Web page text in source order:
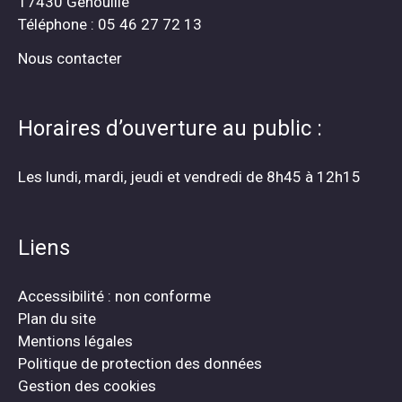
Téléphone : 05 46 27 72 13
Nous contacter
Horaires d’ouverture au public :
Les lundi, mardi, jeudi et vendredi de 8h45 à 12h15
Liens
Accessibilité : non conforme
Plan du site
Mentions légales
Politique de protection des données
Gestion des cookies